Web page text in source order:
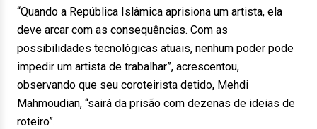
“Quando a República Islâmica aprisiona um artista, ela
deve arcar com as consequências. Com as
possibilidades tecnológicas atuais, nenhum poder pode
impedir um artista de trabalhar”, acrescentou,
observando que seu coroteirista detido, Mehdi
Mahmoudian, “sairá da prisão com dezenas de ideias de
roteiro”.